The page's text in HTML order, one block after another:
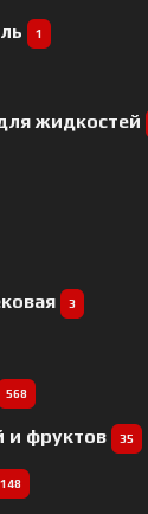
1
жидкостей
3
568
и фруктов 35
148